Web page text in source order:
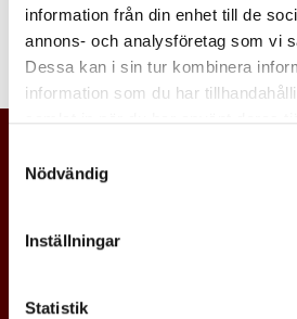
information från din enhet till de
annons- och analysföretag som vi
Dessa kan i sin tur kombinera
information som du har
Nödvändig
Inställningar
Statistik